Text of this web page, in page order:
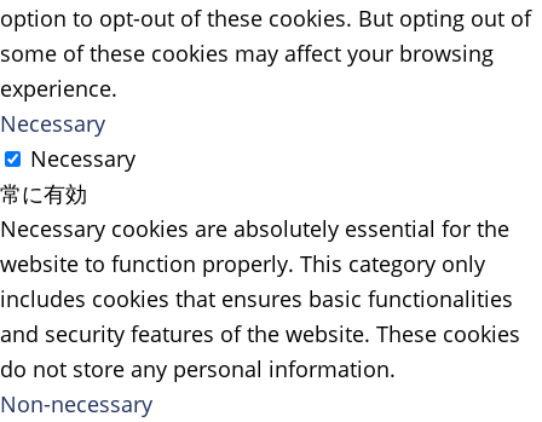
option to opt-out of these cookies. But opting out of
some of these cookies may affect your browsing
experience.
Necessary
Necessary
常に有効
Necessary cookies are absolutely essential for the
website to function properly. This category only
includes cookies that ensures basic functionalities
and security features of the website. These cookies
do not store any personal information.
Non-necessary